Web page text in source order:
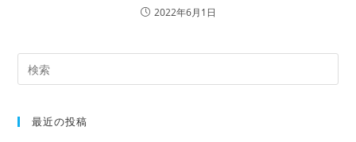
2022年6月1日
最近の投稿